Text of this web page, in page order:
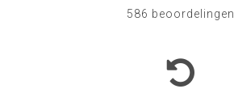
586 beoordelingen